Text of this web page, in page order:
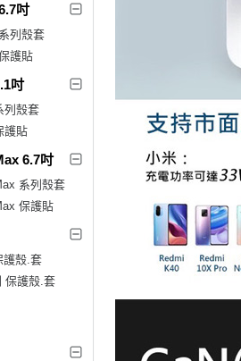
吋
列殼套
護貼
吋
列殼套
護貼
6.7吋
系列殼套
保護貼
護殼.套
保護殼.套